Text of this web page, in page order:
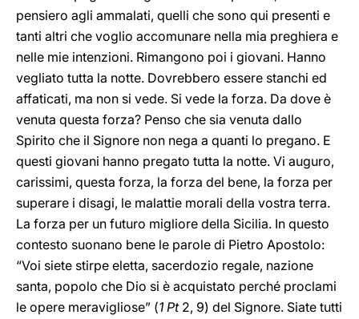
pensiero agli ammalati, quelli che sono qui presenti e
tanti altri che voglio accomunare nella mia preghiera e
nelle mie intenzioni. Rimangono poi i giovani. Hanno
vegliato tutta la notte. Dovrebbero essere stanchi ed
affaticati, ma non si vede. Si vede la forza. Da dove è
venuta questa forza? Penso che sia venuta dallo
Spirito che il Signore non nega a quanti lo pregano. E
questi giovani hanno pregato tutta la notte. Vi auguro,
carissimi, questa forza, la forza del bene, la forza per
superare i disagi, le malattie morali della vostra terra.
La forza per un futuro migliore della Sicilia. In questo
contesto suonano bene le parole di Pietro Apostolo:
“Voi siete stirpe eletta, sacerdozio regale, nazione
santa, popolo che Dio si è acquistato perché proclami
le opere meravigliose” (1 Pt2, 9) del Signore. Siate tutti